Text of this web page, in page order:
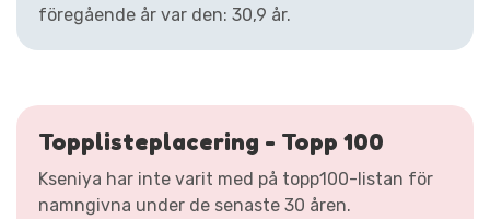
föregående år var den: 30,9 år.
Topplisteplacering - Topp 100
Kseniya har inte varit med på topp100-listan för
namngivna under de senaste 30 åren.